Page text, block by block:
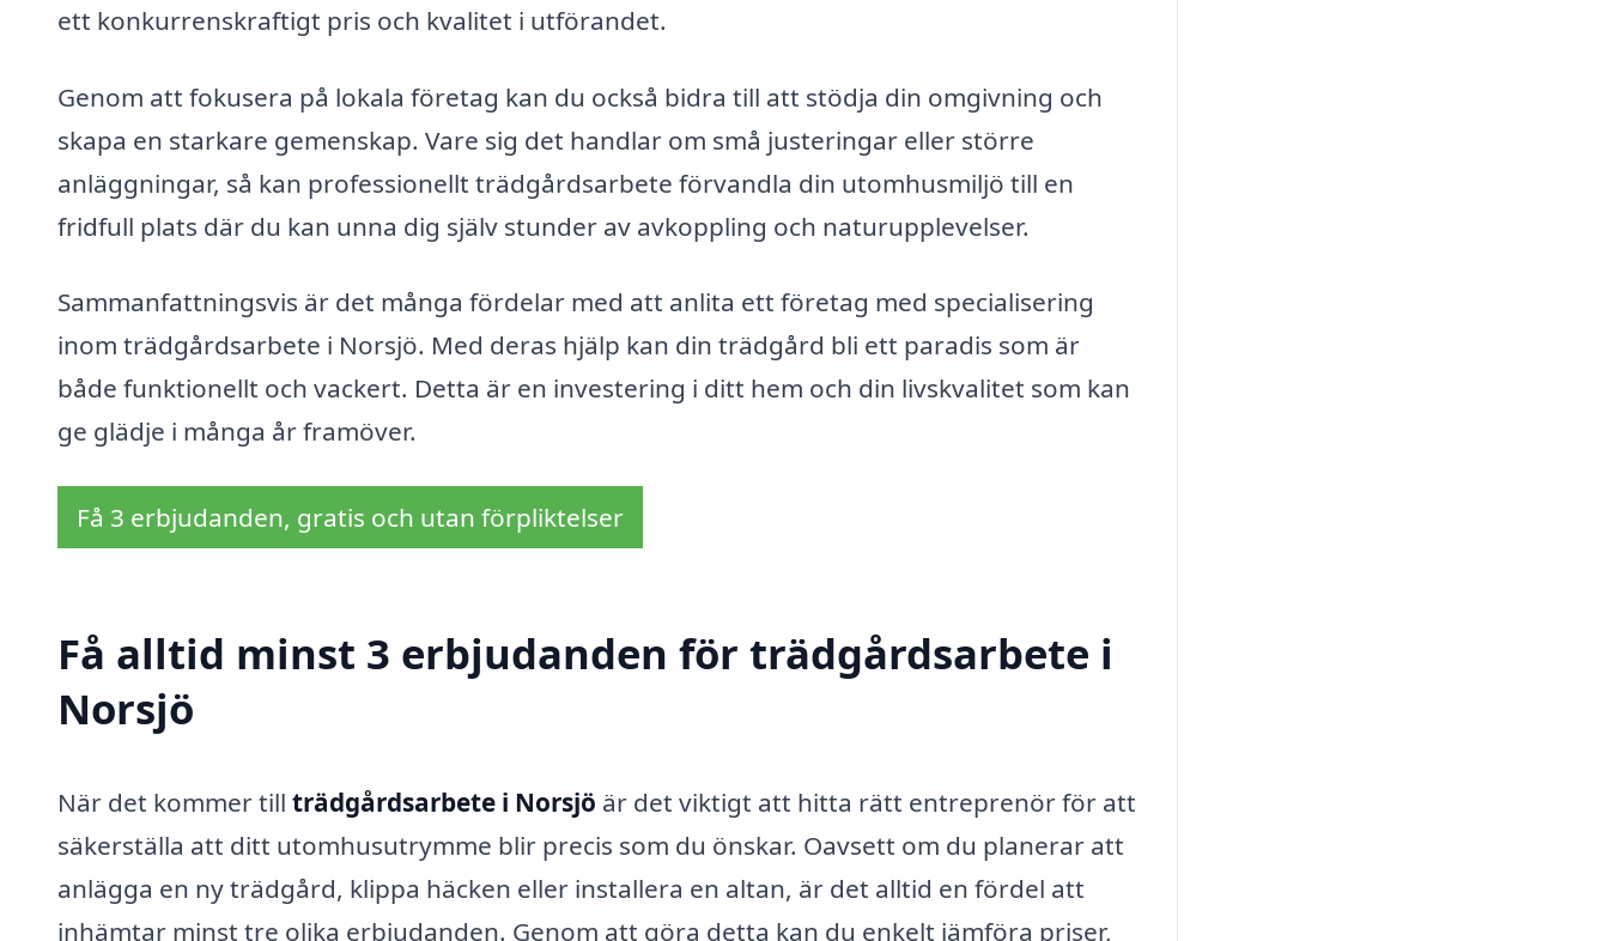
ett konkurrenskraftigt pris och kvalitet i utförandet.
Genom att fokusera på lokala företag kan du också bidra till att stödja din omgivning och
skapa en starkare gemenskap. Vare sig det handlar om små justeringar eller större
anläggningar, så kan professionellt trädgårdsarbete förvandla din utomhusmiljö till en
fridfull plats där du kan unna dig själv stunder av avkoppling och naturupplevelser.
Sammanfattningsvis är det många fördelar med att anlita ett företag med specialisering
inom trädgårdsarbete i Norsjö. Med deras hjälp kan din trädgård bli ett paradis som är
både funktionellt och vackert. Detta är en investering i ditt hem och din livskvalitet som kan
ge glädje i många år framöver.
Få 3 erbjudanden, gratis och utan förpliktelser
Få alltid minst 3 erbjudanden för trädgårdsarbete i
Norsjö
När det kommer till trädgårdsarbete i Norsjö är det viktigt att hitta rätt entreprenör för att
säkerställa att ditt utomhusutrymme blir precis som du önskar. Oavsett om du planerar att
anlägga en ny trädgård, klippa häcken eller installera en altan, är det alltid en fördel att
inhämtar minst tre olika erbjudanden. Genom att göra detta kan du enkelt jämföra priser,